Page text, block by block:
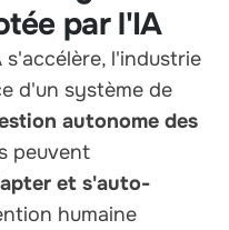
par l'IA
l'industrie
d'un système de
autonome des
peuvent
et s'auto-
humaine